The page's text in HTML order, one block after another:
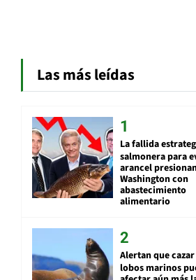
Las más leídas
La fallida
salmonera para
arancel
Washington con
abastecimiento
alimentario
Alertan que cazar
lobos marinos